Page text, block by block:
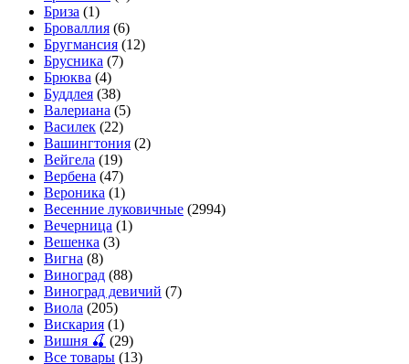
Бриза (1)
Броваллия (6)
Бругмансия (12)
Брусника (7)
Брюква (4)
Буддлея (38)
Валериана (5)
Василек (22)
Вашингтония (2)
Вейгела (19)
Вербена (47)
Вероника (1)
Весенние луковичные (2994)
Вечерница (1)
Вешенка (3)
Вигна (8)
Виноград (88)
Виноград девичий (7)
Виола (205)
Вискария (1)
Вишня 🍒 (29)
Все товары (13)